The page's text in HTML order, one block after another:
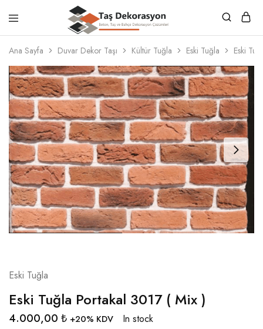
Taş
Dekorasyon
Beton,
Taş
Bahçe
Dekorasyon
Çözümleri
Ana Sayfa Duvar Dekor Taşı Kültür Tuğla Eski Tuğla Eski
Eski Tuğla
Eski Tuğla Portakal 3017 ( Mix )
4.000,00 ₺ +20% KDV
In stock